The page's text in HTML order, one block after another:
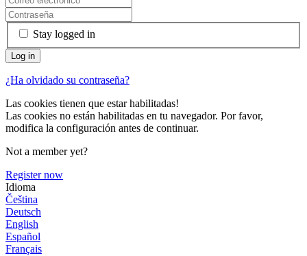
Stay logged in
¿Ha olvidado su contraseña?
Las cookies tienen que estar habilitadas!
Las cookies no están habilitadas en tu navegador. Por favor,
modifica la configuración antes de continuar.
Not a member yet?
Register now
Idioma
Čeština
Deutsch
English
Español
Français